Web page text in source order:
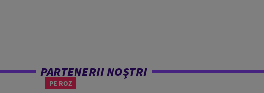
PARTENERII NOȘTRI
PE ROZ